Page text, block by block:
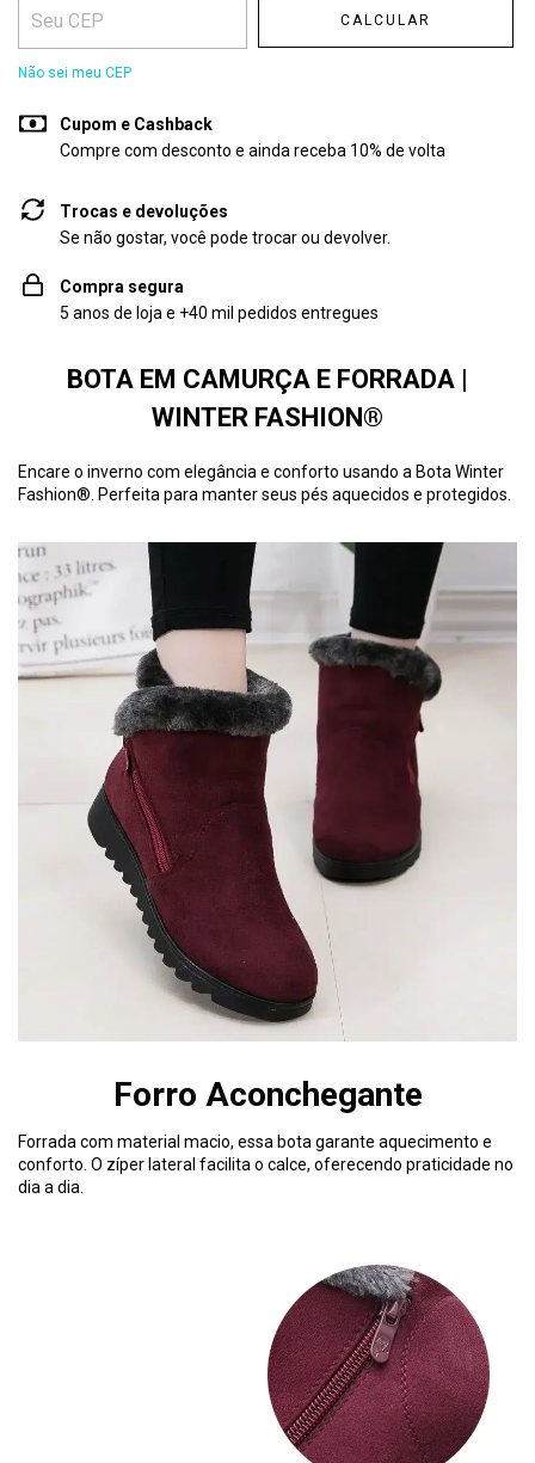
CALCULAR
Não sei meu CEP
Cupom e Cashback
Compre com desconto e ainda receba 10% de volta
Trocas e devoluções
Se não gostar, você pode trocar ou devolver.
Compra segura
5 anos de loja e +40 mil pedidos entregues
BOTA EM CAMURÇA E FORRADA |
WINTER FASHION®
Encare o inverno com elegância e conforto usando a Bota Winter
Fashion®. Perfeita para manter seus pés aquecidos e protegidos.
Forro Aconchegante
Forrada com material macio, essa bota garante aquecimento e
conforto. O zíper lateral facilita o calce, oferecendo praticidade no
dia a dia.